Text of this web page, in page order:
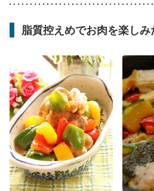
脂質控えめでお肉を楽しみ